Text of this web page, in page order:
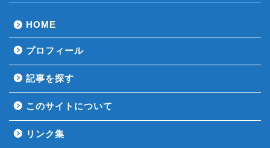
HOME
プロフィール
記事を探す
このサイトについて
リンク集